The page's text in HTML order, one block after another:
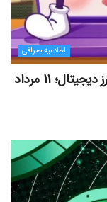
اطلاعیه صرافی
اطلاعیه و اتفاقات مهم صرافی‌های ایرانی ارز دیجیتال؛ ۱۱ مرداد